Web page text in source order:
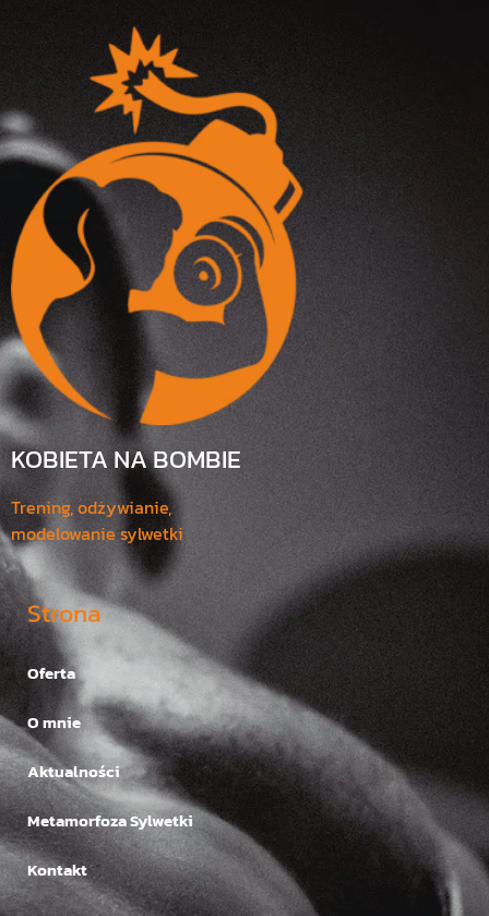
KOBIETA NA BOMBIE
Trening, odżywianie,
modelowanie sylwetki
Strona
Oferta
O mnie
Aktualności
Metamorfoza Sylwetki
Kontakt